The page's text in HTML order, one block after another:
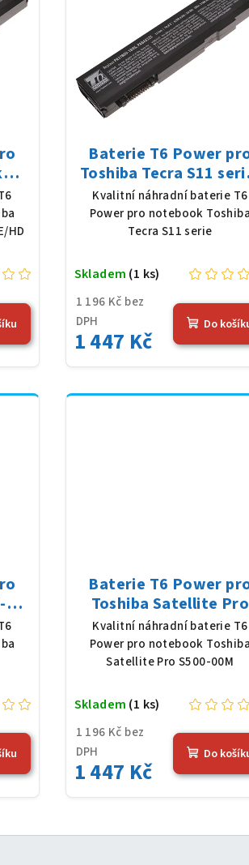
HD
Baterie T6 Power
Toshiba Tecra S11
Li-Ion, 10,8 V, 5200 mAh
(56 Wh), černá
Kvalitní náhradní baterie T6
Power pro notebook Toshiba
Tecra S11 serie
1 196 Kč bez
DPH
1 447 Kč
Skladem (1 ks)
Do
Baterie T6 Power
Toshiba Satellite Pro
S500-00M, Li-Ion, 10,8
5200 mAh (56 Wh),
Kvalitní náhradní baterie T6
Power pro notebook Toshiba
Satellite Pro S500-00M
1 196 Kč bez
DPH
1 447 Kč
Skladem (1 ks)
Do